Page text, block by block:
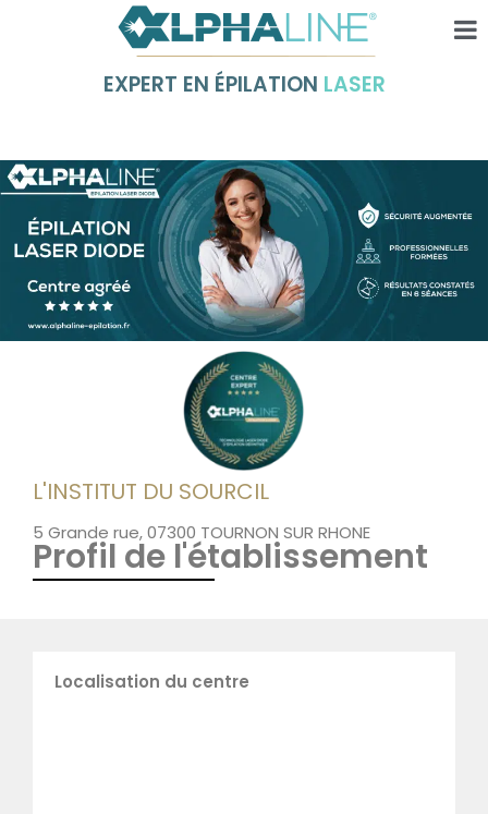
EXPERT EN ÉPILATION LASER
L'INSTITUT DU SOURCIL
5 Grande rue, 07300 TOURNON SUR RHONE
Profil de l'établissement
Localisation du centre